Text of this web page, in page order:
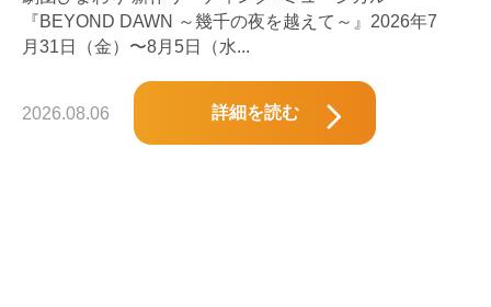
『BEYOND DAWN ～幾千の夜を越えて～』2026年7
月31日（金）〜8月5日（水...
2026.08.06 詳細を読む